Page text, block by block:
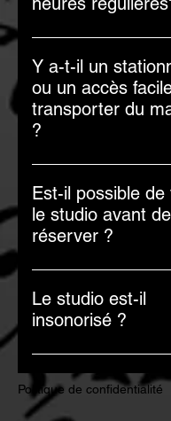
extérieures.
Oui, il vous suffit de
par email pour en
demande.
Y a-t-il un
ou un accès
transporter du
?
Plusieurs
sont disponibles. Il y
plusieurs docks de
Est-il possible de
le studio avant de
réserver ?
Bien sûr. Il vous suffit
contacter.
Le studio est-il
insonorisé ?
Le studio n'est pas
insonorisé. Il est
d'entendre
Politique de confidentialité